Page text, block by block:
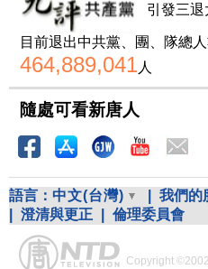
引發三退
目前退出中共黨、團、隊總
464,889,041人
隨處可看新唐人
語言： 中文(台灣) 我們的
澄清與更正 倫理委員會
Copyright